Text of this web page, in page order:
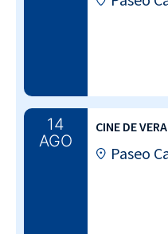
14
AGO
CINE DE
Paseo